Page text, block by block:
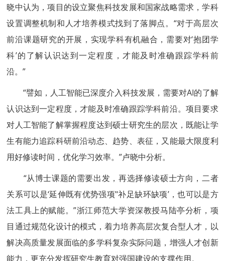
晓中认为，项目的设立聚焦科技发展和国家战略需求，学科
设置调整机制和人才培养模式找到了落脚点。“对于高层次
前沿课题研究的开展，实现学科有机融合，需要对‘抱团学
科’的了解认识达到一定程度，才能及时准确跟踪学科前
沿。”
“譬如，人工智能已深度介入科技发展，需要对AI的了解
认识达到一定程度，才能及时准确跟踪学科前沿。项目要求
对人工智能了解掌握程度达到硕士研究生的层次，既能让学
生有能力追踪科研前沿动态、趋势、表征，又能最大限度利
用好修读时间，优化学习效率。”卢晓中分析。
“从博士课题的需要出发，再选择修读硕士方向，二者
关系可以是‘延伸既有优势强项’‘补足缺环缺项’，也可以是方
法工具上的赋能。”浙江师范大学资深教授马陆亭分析，项
目通过规范化设计的模式，着力培养高层次复合型人才，以
解决高质量发展面临的多学科复杂实际问题，增强人才创新
能力，更充分发挥研究生教育对强国建设的支撑作用。